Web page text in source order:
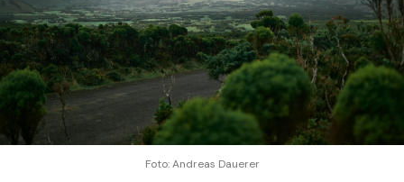
Foto: Andreas Dauerer